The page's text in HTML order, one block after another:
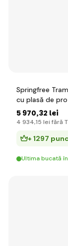
Springfree
cu plasă de
5 970,32 lei
4 934,15 lei fără
+ 1297
Ultima bucată